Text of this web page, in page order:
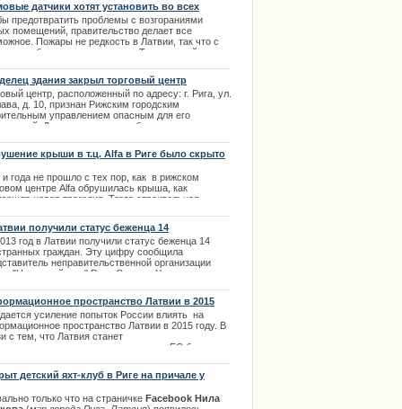
датчики хотят установить во всех
домах
предотвратить проблемы с возгораниями
помещений, правительство делает все
Пожары не редкость в Латвии, так что с
нужно бороться радикально. Так что пройдет
дымовых датчиков | 26.12.2013
здания закрыл торговый центр
центр, расположенный по адресу: г. Рига, ул.
д. 10, признан Рижским городским
управлением опасным для его
Данное заключение было дано
крыши в т.ц. Alfa в Риге было скрыто
года не прошло с тех пор, как в рижском
центре Alfa обрушилась крыша, как
новая трагедия. Тогда строительная
не хотела давать обширных комментариев
и как это произошло. Выяснить подробности
только недавно.
получили статус беженца 14
граждан
год в Латвии получили статус беженца 14
граждан. Эту цифру сообщила
неправительственной организации
"Надежный дом" Раса Салиня. Управление
пространство Латвии в 2015
усиление попыток России влиять на
пространство Латвии в 2015 году. В
с тем, что Латвия станет
государством в ЕС был
комиссии по правам человека и
делам. | 29.01.2014
детский яхт-клуб в Риге на причале у
только что на страничке Facebook Нила